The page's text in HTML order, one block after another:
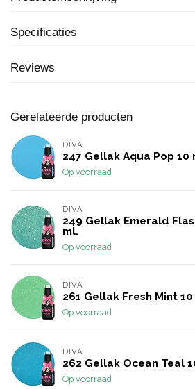
Specificaties
Reviews
Gerelateerde producten
DIVA
247 Gellak Aqua Pop 10
Op voorraad
DIVA
249 Gellak Emerald
ml.
Op voorraad
DIVA
261 Gellak Fresh Mint 10
Op voorraad
DIVA
262 Gellak Ocean Teal
Op voorraad